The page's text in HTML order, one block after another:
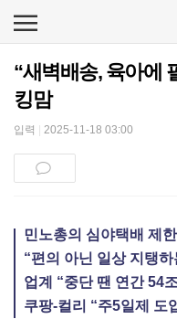
“새벽배송, 육아에
킹맘
입력 2025-11-18 03:00
민노총의 심야택배 제한
“편의 아닌 일상 지탱하
업계 “중단 땐 연간 54
쿠팡-컬리 “주5일제 도